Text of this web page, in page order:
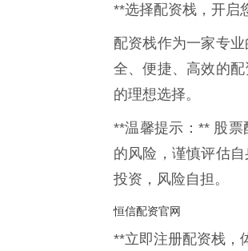
**选择配资栈，开启
配资栈作为一家专
全、便捷、高效的
的理想选择。
**温馨提示：** 股
的风险，谨慎评估
投资，风险自担。
恒信配资官网
**立即注册配资栈，